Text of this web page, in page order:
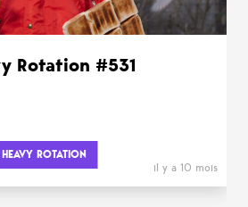
Rotation #531
HEAVY ROTATION
il y a 10 mois